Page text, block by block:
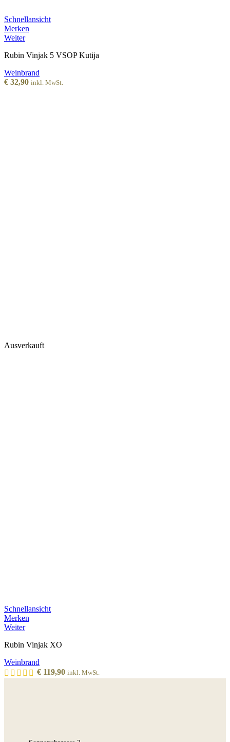
Schnellansicht
Merken
Weiter
Rubin Vinjak 5 VSOP Kutija
Weinbrand
€ 32,90 inkl. MwSt.
Ausverkauft
Schnellansicht
Merken
Weiter
Rubin Vinjak XO
Weinbrand
€ 119,90 inkl. MwSt.